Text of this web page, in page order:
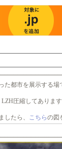
た都市を展示する場
圧縮してありま
したら、 こちらの図